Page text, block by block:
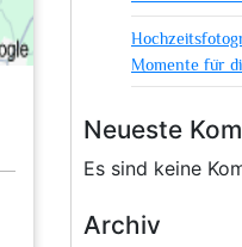
Momente für
Neueste
Es sind keine
Archiv